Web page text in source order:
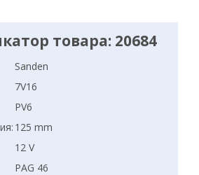
товара: 20684
Sanden
7V16
PV6
125 mm
12 V
PAG 46